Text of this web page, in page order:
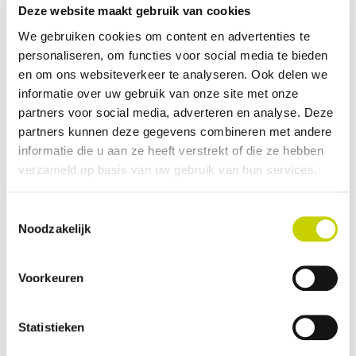
Deze website maakt gebruik van cookies
We gebruiken cookies om content en advertenties te
personaliseren, om functies voor social media te bieden
en om ons websiteverkeer te analyseren. Ook delen we
informatie over uw gebruik van onze site met onze
partners voor social media, adverteren en analyse. Deze
partners kunnen deze gegevens combineren met andere
informatie die u aan ze heeft verstrekt of die ze hebben
verzameld op basis van uw gebruik van hun services.
Noodzakelijk
Voorkeuren
Statistieken
ontvangen?
Welke informatie kan ik als importeur/aangever
bij plantenpaspoorten op voorraad alvast
invullen voorafgaand aan de importinspectie?
Welke fytosanitair registratienummer wordt
vermeld op het door het KCB afgegeven
wordt mijn fytosanitair registratienummer niet